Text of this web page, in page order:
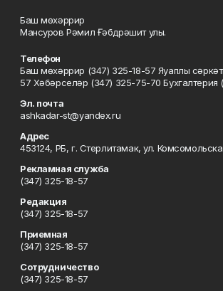
Баш мөхәррир
Мансуров Рәмил Ғәбдрәшит улы.
Телефон
Баш мөхәррир (347) 325-18-57 Яуаплы
57 Хәбәрселәр (347) 325-75-70 Бухгалтерия
Эл. почта
ashkadar-st@yandex.ru
Адрес
453124, РБ, г. Стерлитамак, ул.
Рекламная служба
(347) 325-18-57
Редакция
(347) 325-18-57
Приемная
(347) 325-18-57
Сотрудничество
(347) 325-18-57